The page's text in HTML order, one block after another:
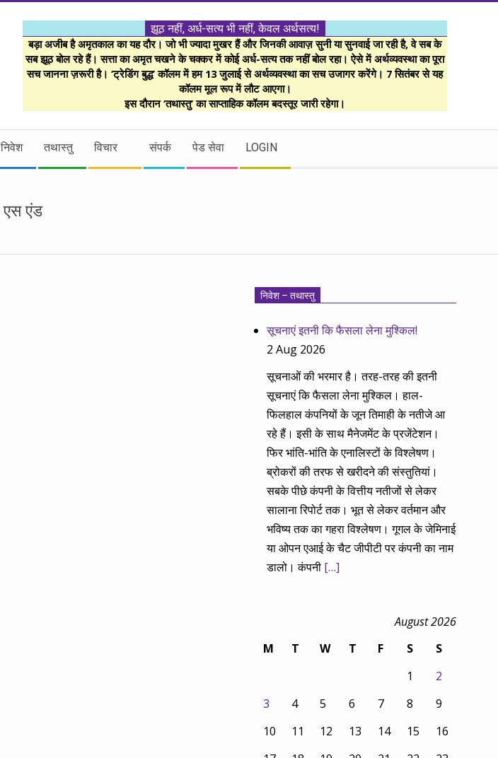
झूठ नहीं, अर्ध-सत्य भी नहीं, केवल अर्थसत्य!
बड़ा अजीब है अमृतकाल का यह दौर। जो भी ज्यादा मुखर हैं और जिनकी आवाज़ सुनी या सुनवाई जा रही है, वे सब के
सब झूठ बोल रहे हैं। सत्ता का अमृत चखने के चक्कर में कोई अर्ध-सत्य तक नहीं बोल रहा। ऐसे में अर्थव्यवस्था का पूरा
सच जानना ज़रूरी है। ‘ट्रेडिंग बुद्ध’ कॉलम में हम 13 जुलाई से अर्थव्यवस्था का सच उजागर करेंगे। 7 सितंबर से यह
कॉलम मूल रूप में लौट आएगा।
इस दौरान ‘तथास्तु’ का साप्ताहिक कॉलम बदस्तूर जारी रहेगा।
निवेश तथास्तु विचार संपर्क पेड सेवा LOGIN
एस एंड
निवेश – तथास्तु
सूचनाएं इतनी कि फैसला लेना मुश्किल!
2 Aug 2026
सूचनाओं की भरमार है। तरह-तरह की इतनी
सूचनाएं कि फैसला लेना मुश्किल। हाल-
फिलहाल कंपनियों के जून तिमाही के नतीजे आ
रहे हैं। इसी के साथ मैनेजमेंट के प्रजेंटेशन।
फिर भांति-भांति के एनालिस्टों के विश्लेषण।
ब्रोकरों की तरफ से खरीदने की संस्तुतियां।
सबके पीछे कंपनी के वित्तीय नतीजों से लेकर
सालाना रिपोर्ट तक। भूत से लेकर वर्तमान और
भविष्य तक का गहरा विश्लेषण। गूगल के जेमिनाई
या ओपन एआई के चैट जीपीटी पर कंपनी का नाम
डालो। कंपनी […]
August 2026
M
T W T F S
S
1
2
3
4 5 6 7 8
9
10
11 12 13 14 15
16